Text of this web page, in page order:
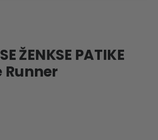
ŽENKSE PATIKE
Runner